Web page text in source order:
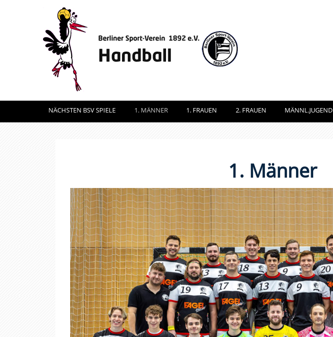
NÄCHSTEN BSV SPIELE 1. MÄNNER 1. FRAUEN 2. FRAUEN MÄNNL.JUGEND
1. Männer